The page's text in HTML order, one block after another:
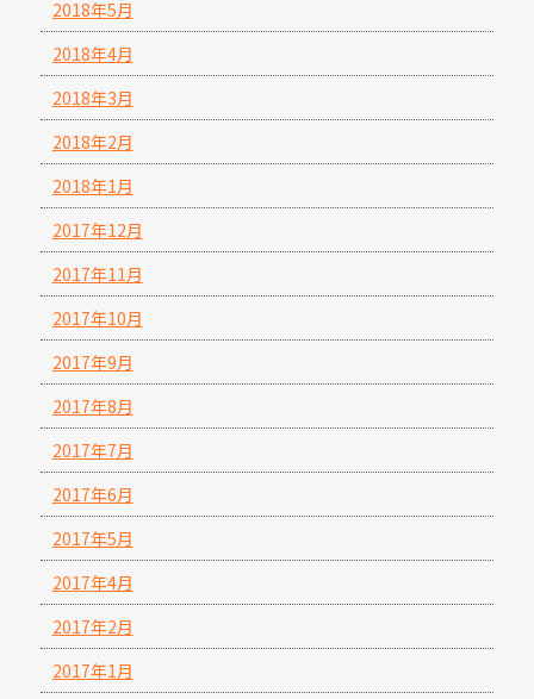
2018年5月
2018年4月
2018年3月
2018年2月
2018年1月
2017年12月
2017年11月
2017年10月
2017年9月
2017年8月
2017年7月
2017年6月
2017年5月
2017年4月
2017年2月
2017年1月